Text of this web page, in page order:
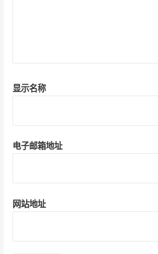
显示名称
电子邮箱地址
网站地址